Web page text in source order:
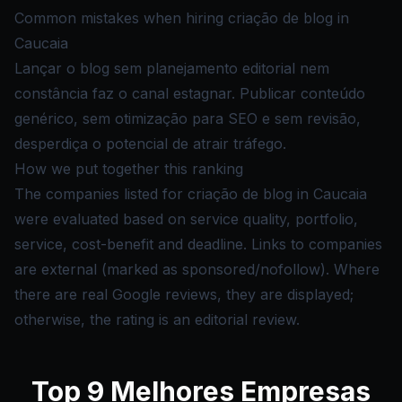
Common mistakes when hiring criação de blog in
Caucaia
Lançar o blog sem planejamento editorial nem
constância faz o canal estagnar. Publicar conteúdo
genérico, sem otimização para SEO e sem revisão,
desperdiça o potencial de atrair tráfego.
How we put together this ranking
The companies listed for criação de blog in Caucaia
were evaluated based on service quality, portfolio,
service, cost-benefit and deadline. Links to companies
are external (marked as sponsored/nofollow). Where
there are real Google reviews, they are displayed;
otherwise, the rating is an editorial review.
Top 9 Melhores Empresas